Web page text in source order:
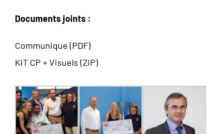
Documents joints :
Communique (PDF)
KIT CP + Visuels (ZIP)